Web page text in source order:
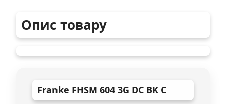
Опис товару
Franke FHSM 604 3G DC BK C